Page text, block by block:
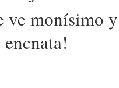
ve monísimo